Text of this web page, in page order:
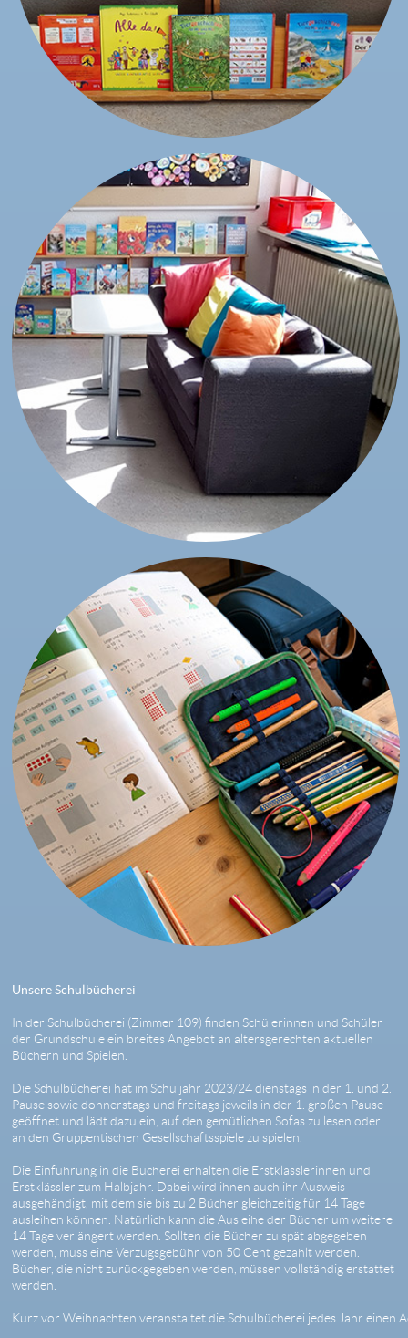
Unsere Schulbücherei
In der Schulbücherei (Zimmer 109) finden Schülerinnen und Schüler
der Grundschule ein breites Angebot an altersgerechten aktuellen
Büchern und Spielen.
Die Schulbücherei hat im Schuljahr 2023/24 dienstags in der 1. und 2.
Pause sowie donnerstags und freitags jeweils in der 1. großen Pause
geöffnet und lädt dazu ein, auf den gemütlichen Sofas zu lesen oder
an den Gruppentischen Gesellschaftsspiele zu spielen.
Die Einführung in die Bücherei erhalten die Erstklässlerinnen und
Erstklässler zum Halbjahr. Dabei wird ihnen auch ihr Ausweis
ausgehändigt, mit dem sie bis zu 2 Bücher gleichzeitig für 14 Tage
ausleihen können. Natürlich kann die Ausleihe der Bücher um weitere
14 Tage verlängert werden. Sollten die Bücher zu spät abgegeben
werden, muss eine Verzugsgebühr von 50 Cent gezahlt werden.
Bücher, die nicht zurückgegeben werden, müssen vollständig erstattet
werden.
Kurz vor Weihnachten veranstaltet die Schulbücherei jedes Jahr einen